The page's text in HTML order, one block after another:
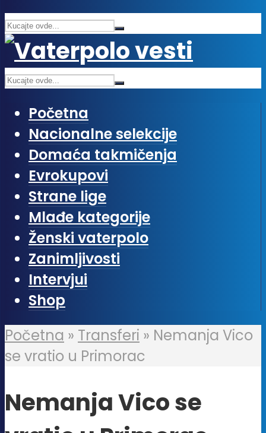
Početna
Nacionalne selekcije
Domaća takmičenja
Evrokupovi
Strane lige
Mlađe kategorije
Ženski vaterpolo
Zanimljivosti
Intervjui
Shop
Početna » Transferi » Nemanja Vico
se vratio u Primorac
Nemanja Vico se